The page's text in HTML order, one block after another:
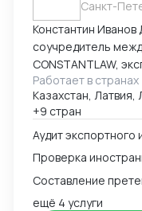
Санкт-
Константин Иванов Доктор права, доцент,
соучредитель
CONSTANTLAW,
сопровождения
арбитр (Рижский
международный
Казахстан).
Работает в странах
Казахстан, Латвия,
+9 стран
Проверка
ещё 4 услуги